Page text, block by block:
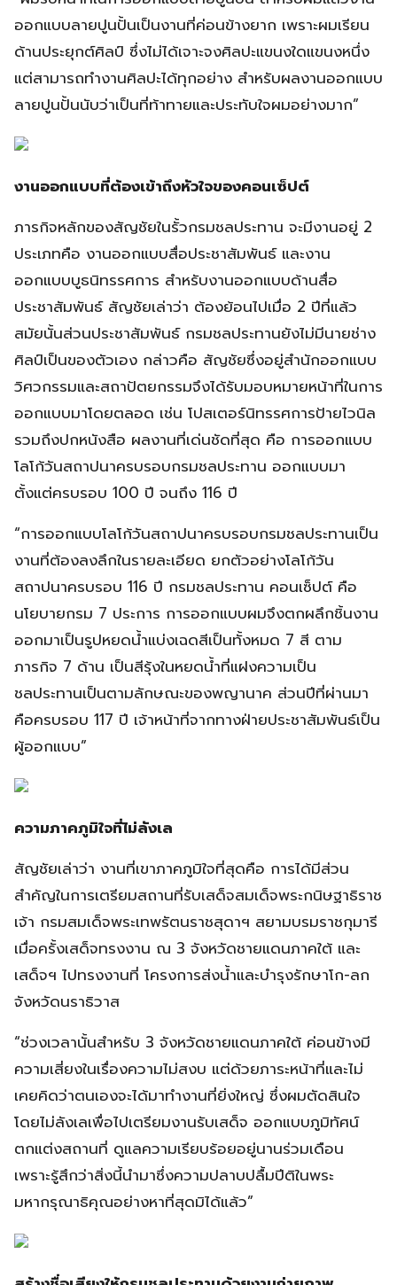
ออกแบบลายปูนปั้นเป็นงานที่ค่อนข้างยาก เพราะผมเรียน
ด้านประยุกต์ศิลป์ ซึ่งไม่ได้เจาะจงศิลปะแขนงใดแขนงหนึ่ง
แต่สามารถทำงานศิลปะได้ทุกอย่าง สำหรับผลงานออกแบบ
ลายปูนปั้นนับว่าเป็นที่ท้าทายและประทับใจผมอย่างมาก”
งานออกแบบที่ต้องเข้าถึงหัวใจของคอนเซ็ปต์
ภารกิจหลักของสัญชัยในรั้วกรมชลประทาน จะมีงานอยู่ 2
ประเภทคือ งานออกแบบสื่อประชาสัมพันธ์ และงาน
ออกแบบบูธนิทรรศการ สำหรับงานออกแบบด้านสื่อ
ประชาสัมพันธ์ สัญชัยเล่าว่า ต้องย้อนไปเมื่อ 2 ปีที่แล้ว
สมัยนั้นส่วนประชาสัมพันธ์ กรมชลประทานยังไม่มีนายช่าง
ศิลป์เป็นของตัวเอง กล่าวคือ สัญชัยซึ่งอยู่สำนักออกแบบ
วิศวกรรมและสถาปัตยกรรมจึงได้รับมอบหมายหน้าที่ในการ
ออกแบบมาโดยตลอด เช่น โปสเตอร์นิทรรศการป้ายไวนิล
รวมถึงปกหนังสือ ผลงานที่เด่นชัดที่สุด คือ การออกแบบ
โลโก้วันสถาปนาครบรอบกรมชลประทาน ออกแบบมา
ตั้งแต่ครบรอบ 100 ปี จนถึง 116 ปี
“การออกแบบโลโก้วันสถาปนาครบรอบกรมชลประทานเป็น
งานที่ต้องลงลึกในรายละเอียด ยกตัวอย่างโลโก้วัน
สถาปนาครบรอบ 116 ปี กรมชลประทาน คอนเซ็ปต์ คือ
นโยบายกรม 7 ประการ การออกแบบผมจึงตกผลึกชิ้นงาน
ออกมาเป็นรูปหยดน้ำแบ่งเฉดสีเป็นทั้งหมด 7 สี ตาม
ภารกิจ 7 ด้าน เป็นสีรุ้งในหยดน้ำที่แฝงความเป็น
ชลประทานเป็นตามลักษณะของพญานาค ส่วนปีที่ผ่านมา
คือครบรอบ 117 ปี เจ้าหน้าที่จากทางฝ่ายประชาสัมพันธ์เป็น
ผู้ออกแบบ”
ความภาคภูมิใจที่ไม่ลังเล
สัญชัยเล่าว่า งานที่เขาภาคภูมิใจที่สุดคือ การได้มีส่วน
สำคัญในการเตรียมสถานที่รับเสด็จสมเด็จพระกนิษฐาธิราช
เจ้า กรมสมเด็จพระเทพรัตนราชสุดาฯ สยามบรมราชกุมารี
เมื่อครั้งเสด็จทรงงาน ณ 3 จังหวัดชายแดนภาคใต้ และ
เสด็จฯ ไปทรงงานที่ โครงการส่งน้ำและบำรุงรักษาโก-ลก
จังหวัดนราธิวาส
“ช่วงเวลานั้นสำหรับ 3 จังหวัดชายแดนภาคใต้ ค่อนข้างมี
ความเสี่ยงในเรื่องความไม่สงบ แต่ด้วยภาระหน้าที่และไม่
เคยคิดว่าตนเองจะได้มาทำงานที่ยิ่งใหญ่ ซึ่งผมตัดสินใจ
โดยไม่ลังเลเพื่อไปเตรียมงานรับเสด็จ ออกแบบภูมิทัศน์
ตกแต่งสถานที่ ดูแลความเรียบร้อยอยู่นานร่วมเดือน
เพราะรู้สึกว่าสิ่งนี้นำมาซึ่งความปลาบปลื้มปีติในพระ
มหากรุณาธิคุณอย่างหาที่สุดมิได้แล้ว”